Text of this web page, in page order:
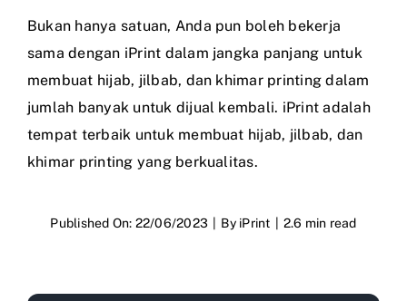
Bukan hanya satuan, Anda pun boleh bekerja
sama dengan iPrint dalam jangka panjang untuk
membuat hijab, jilbab, dan khimar printing dalam
jumlah banyak untuk dijual kembali. iPrint adalah
tempat terbaik untuk membuat hijab, jilbab, dan
khimar printing yang berkualitas.
Published On: 22/06/2023 By iPrint 2.6 min read